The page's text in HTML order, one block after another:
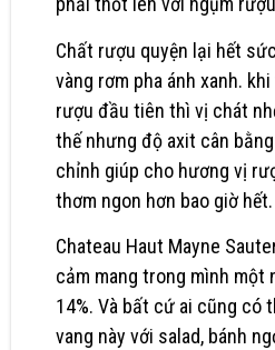
Chất rượu quyện lại hết
vàng rơm pha ánh xanh.
rượu đầu tiên thì vị chát
thế nhưng độ axit cân
chỉnh giúp cho hương vị
thơm ngon hơn bao giờ hết.
Chateau Haut Mayne
cảm mang trong mình một
14%. Và bất cứ ai cũng có
vang này với salad, bánh